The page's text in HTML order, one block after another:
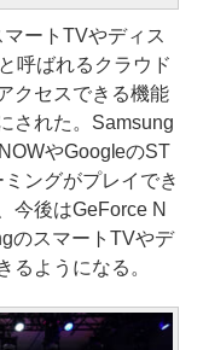
ートTVやディス
呼ばれるクラウド
クセスできる機能
された。Samsung
やGoogleのST
ングがプレイでき
今後はGeForce N
のスマートTVやデ
るようになる。